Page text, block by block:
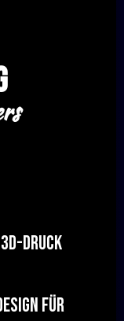
Druck
für